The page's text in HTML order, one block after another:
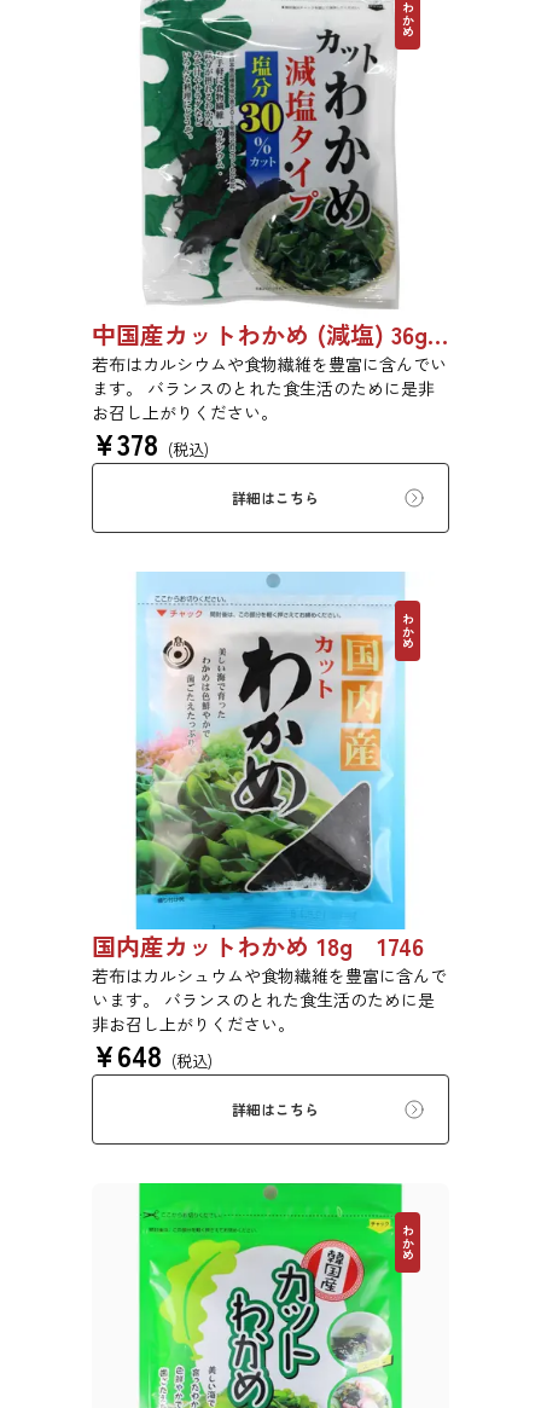
わかめ
中国産カットわかめ (減塩) 36g 1920
若布はカルシウムや食物繊維を豊富に含んでい
ます。 バランスのとれた食生活のために是非
お召し上がりください。
¥378 (税込)
詳細はこちら
わかめ
国内産カットわかめ 18g 1746
若布はカルシュウムや食物繊維を豊富に含んで
います。 バランスのとれた食生活のために是
非お召し上がりください。
¥648 (税込)
詳細はこちら
わかめ